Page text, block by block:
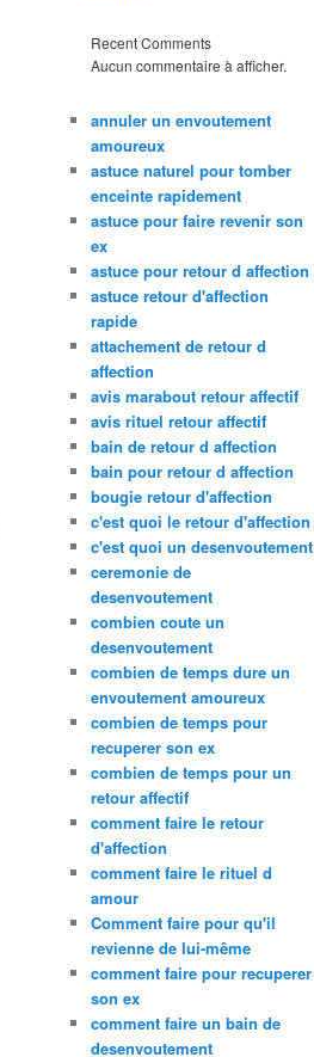
Recent Comments
Aucun commentaire à afficher.
annuler un envoutement
amoureux
astuce naturel pour tomber
enceinte rapidement
astuce pour faire revenir son
ex
astuce pour retour d affection
astuce retour d'affection
rapide
attachement de retour d
affection
avis marabout retour affectif
avis rituel retour affectif
bain de retour d affection
bain pour retour d affection
bougie retour d'affection
c'est quoi le retour d'affection
c'est quoi un desenvoutement
ceremonie de
desenvoutement
combien coute un
desenvoutement
combien de temps dure un
envoutement amoureux
combien de temps pour
recuperer son ex
combien de temps pour un
retour affectif
comment faire le retour
d'affection
comment faire le rituel d
amour
Comment faire pour qu'il
revienne de lui-même
comment faire pour recuperer
son ex
comment faire un bain de
desenvoutement